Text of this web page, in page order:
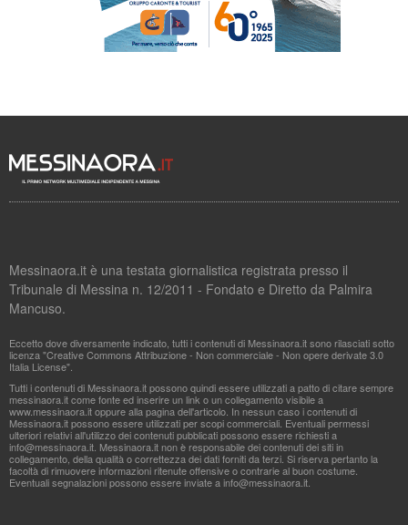
Messinaora.it è una testata giornalistica registrata presso il
Tribunale di Messina n. 12/2011 - Fondato e Diretto da Palmira
Mancuso.
Eccetto dove diversamente indicato, tutti i contenuti di Messinaora.it sono rilasciati sotto
licenza "Creative Commons Attribuzione - Non commerciale - Non opere derivate 3.0
Italia License".
Tutti i contenuti di Messinaora.it possono quindi essere utilizzati a patto di citare sempre
messinaora.it come fonte ed inserire un link o un collegamento visibile a
www.messinaora.it oppure alla pagina dell'articolo. In nessun caso i contenuti di
Messinaora.it possono essere utilizzati per scopi commerciali. Eventuali permessi
ulteriori relativi all'utilizzo dei contenuti pubblicati possono essere richiesti a
info@messinaora.it. Messinaora.it non è responsabile dei contenuti dei siti in
collegamento, della qualità o correttezza dei dati forniti da terzi. Si riserva pertanto la
facoltà di rimuovere informazioni ritenute offensive o contrarie al buon costume.
Eventuali segnalazioni possono essere inviate ainfo@messinaora.it.